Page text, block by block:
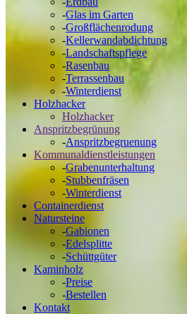
-Glas im Garten
-Großflächenrodung
-Kellerwandabdichtung
-Landschaftspflege
-Rasenbau
-Terrassenbau
-Winterdienst
Holzhacker
Holzhacker
Anspritzbegrünung
-Anspritzbegruenung
Kommunaldienstleistungen
-Grabenunterhaltung
-Stubbenfräsen
-Winterdienst
Containerdienst
Natursteine
-Gabionen
-Edelsplitte
-Schüttgüter
Kaminholz
-Preise
-Bestellen
Kontakt